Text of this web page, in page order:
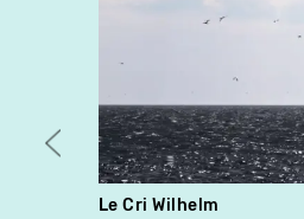
Le Cri Wilhelm